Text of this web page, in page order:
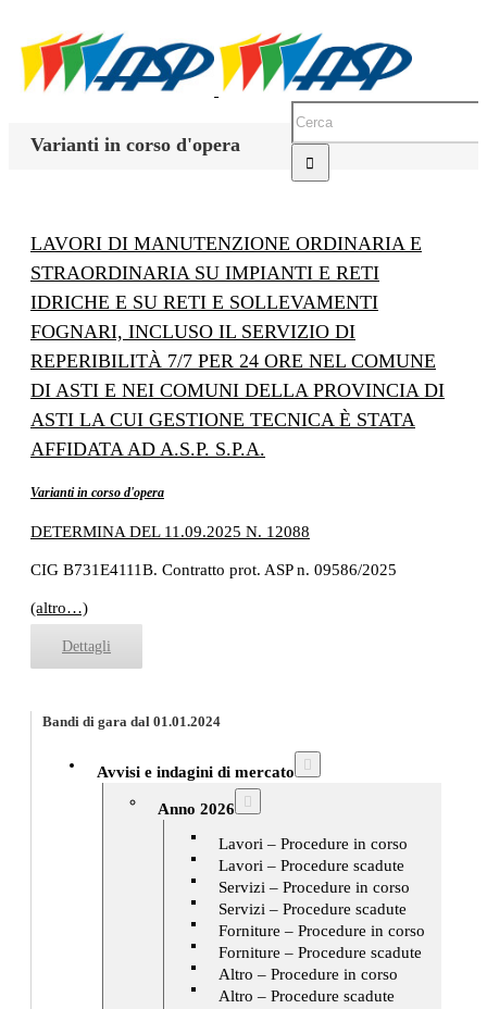
Varianti in corso d'opera
LAVORI DI MANUTENZIONE ORDINARIA E
STRAORDINARIA SU IMPIANTI E RETI
IDRICHE E SU RETI E SOLLEVAMENTI
FOGNARI, INCLUSO IL SERVIZIO DI
REPERIBILITÀ 7/7 PER 24 ORE NEL COMUNE
DI ASTI E NEI COMUNI DELLA PROVINCIA DI
ASTI LA CUI GESTIONE TECNICA È STATA
AFFIDATA AD A.S.P. S.P.A.
Varianti in corso d'opera
DETERMINA DEL 11.09.2025 N. 12088
CIG B731E4111B. Contratto prot. ASP n. 09586/2025
(altro…)
Dettagli
Bandi di gara dal 01.01.2024
Avvisi e indagini di mercato
Anno 2026
Lavori – Procedure in corso
Lavori – Procedure scadute
Servizi – Procedure in corso
Servizi – Procedure scadute
Forniture – Procedure in corso
Forniture – Procedure scadute
Altro – Procedure in corso
Altro – Procedure scadute